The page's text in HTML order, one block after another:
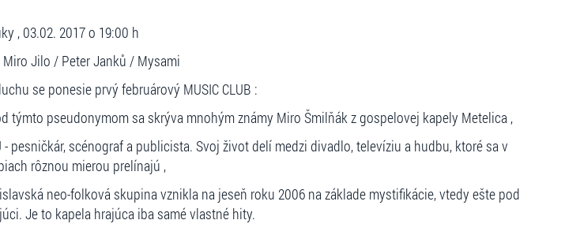
, 03.02. 2017 o 19:00 h
Miro Jilo / Peter Janků / Mysami
se ponesie prvý februárový MUSIC CLUB :
týmto pseudonymom sa skrýva mnohým známy Miro Šmilňák z gospelovej kapely Metelica ,
- pesničkár, scénograf a publicista. Svoj život delí medzi divadlo, televíziu a hudbu, ktoré sa v
rôznou mierou prelínajú ,
neo-folková skupina vznikla na jeseň roku 2006 na základe mystifikácie, vtedy ešte pod
Je to kapela hrajúca iba samé vlastné hity.